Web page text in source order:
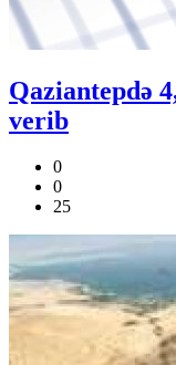
Qaziantepdə
verib
0
0
25